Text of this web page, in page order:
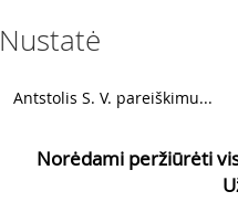
Nustatė
Antstolis S. V. pareiškimu...
Norėdami peržiūrėti